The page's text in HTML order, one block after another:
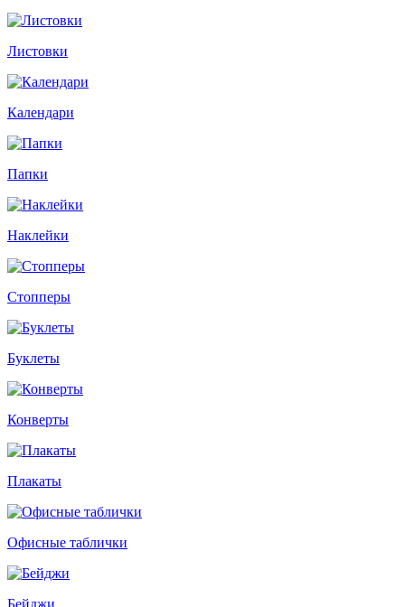
Листовки
Календари
Папки
Наклейки
Стопперы
Буклеты
Конверты
Плакаты
Офисные таблички